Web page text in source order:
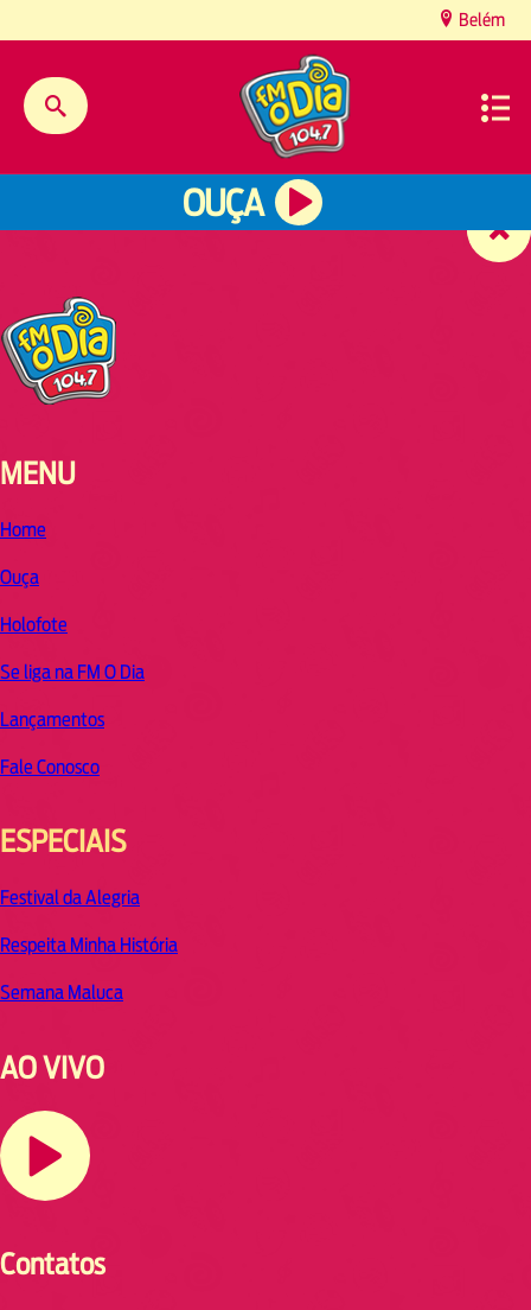
Belém
OUÇA
MENU
Home
Ouça
Holofote
Se liga na FM O Dia
Lançamentos
Fale Conosco
ESPECIAIS
Festival da Alegria
Respeita Minha História
Semana Maluca
AO VIVO
Contatos